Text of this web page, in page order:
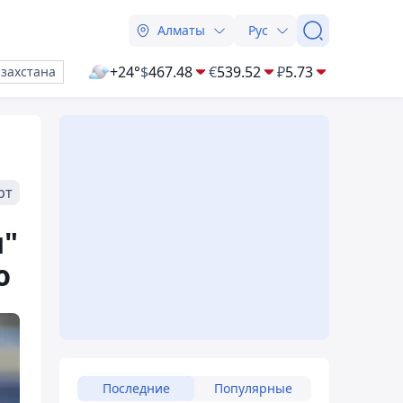
Алматы Рус
+24°$467.48 €539.52 ₽5.73
Последние Популярные